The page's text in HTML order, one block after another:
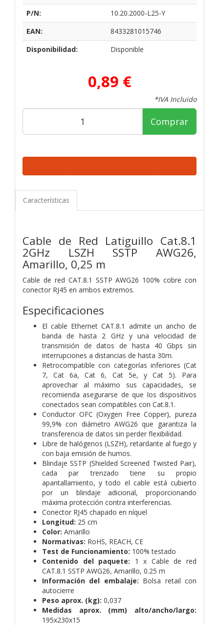
P/N:
10.20.2000-L25-Y
EAN:
8433281015746
Disponibilidad:
Disponible
0,89 €
*IVA Incluido
Comprar
Características
Cable de Red Latiguillo Cat.8.1
2GHz LSZH SSTP AWG26,
Amarillo, 0,25 m
Cable de red CAT.8.1 SSTP AWG26 100% cobre con
conector RJ45 en ambos extremos.
Especificaciones
El cable Ethernet CAT.8.1 admite un ancho de
banda de hasta 2 GHz y una velocidad de
transmisión de datos de hasta 40 Gbps sin
interrupciones a distancias de hasta 30m.
Retrocompatible con categorías inferiores (Cat
7, Cat 6a, Cat 6, Cat 5e, y Cat 5). Para
aprovechar al máximo sus capacidades, se
recomienda asegurarse de que los dispositivos
conectados sean compatibles con Cat.8.1.
Conductor OFC (Oxygen Free Copper), pureza
99,9% con diámetro AWG26 que garantiza la
transferencia de datos sin perder flexibilidad.
Libre de halógenos (LSZH), retardante al fuego y
con baja emisión de humos.
Blindaje SSTP (Shielded Screened Twisted Pair),
cada par trenzado tiene su propio
apantallamiento, y todo el cable está cubierto
por un blindaje adicional, proporcionando
máxima protección contra interferencias.
Conector RJ45 chapado en níquel
Longitud: 25 cm
Color: Amarillo
Normativas: RoHS, REACH, CE
Test de Funcionamiento: 100% testado
Contenido del paquete: 1 x Cable de red
CAT.8.1 SSTP AWG26, Amarillo, 0.25 m
Información del embalaje: Bolsa retail con
autocierre
Peso aprox. (kg): 0,037
Medidas aprox. (mm) alto/ancho/largo:
195x230x15